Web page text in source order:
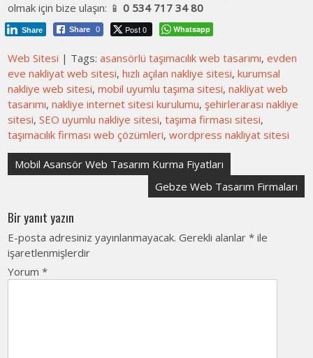
olmak için bize ulaşın: 📱0 534 717 34 80
Share 0 Post 0
Share Whatsapp
Web Sitesi | Tags:asansörlü taşımacılık web tasarımı,evden
eve nakliyat web sitesi,hızlı açılan nakliye sitesi,kurumsal
nakliye web sitesi,mobil uyumlu taşıma sitesi,nakliyat web
tasarımı,nakliye internet sitesi kurulumu,şehirlerarası nakliye
sitesi,SEO uyumlu nakliye sitesi,taşıma firması sitesi,
taşımacılık firması web çözümleri,wordpress nakliyat sitesi
Yazı
Mobil Asansör Web Tasarım Kurma Fiyatları
Gebze Web Tasarım Firmaları
Bir yanıt yazın
E-posta adresiniz yayınlanmayacak. Gerekli alanlar* ile
işaretlenmişlerdir
Yorum*